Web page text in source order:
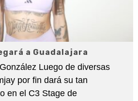
a Guadalajara
Luego de diversas
por fin dará su tan
en el C3 Stage de